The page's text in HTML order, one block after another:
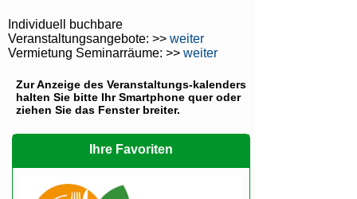
Individuell buchbare
Veranstaltungsangebote: >> weiter
Vermietung Seminarräume: >> weiter
Zur Anzeige des Veranstaltungs-kalenders
halten Sie bitte Ihr Smartphone quer oder
ziehen Sie das Fenster breiter.
Ihre Favoriten